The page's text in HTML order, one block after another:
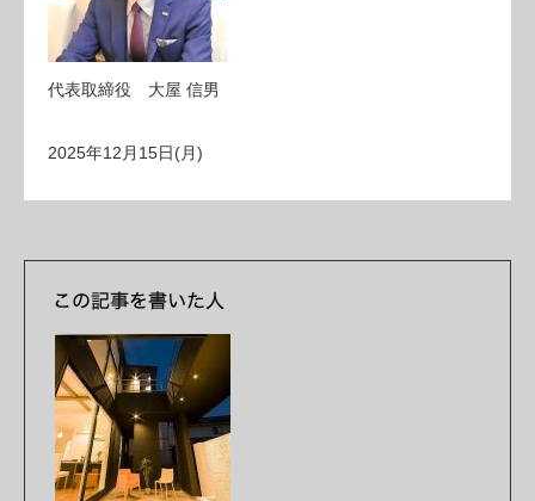
代表取締役 大屋 信男
2025年12月15日(月)